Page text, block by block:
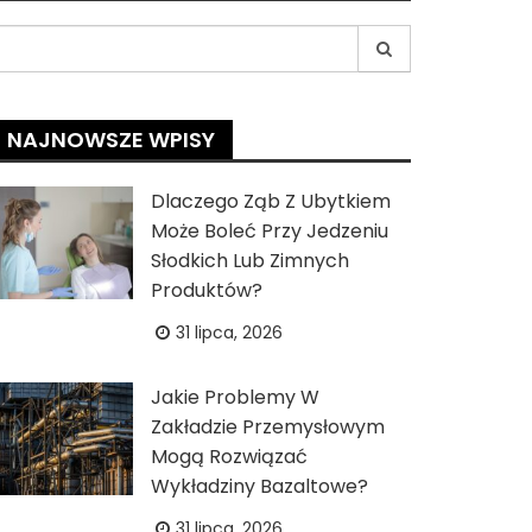
NAJNOWSZE WPISY
Dlaczego Ząb Z Ubytkiem
Może Boleć Przy Jedzeniu
Słodkich Lub Zimnych
Produktów?
31 lipca, 2026
Jakie Problemy W
Zakładzie Przemysłowym
Mogą Rozwiązać
Wykładziny Bazaltowe?